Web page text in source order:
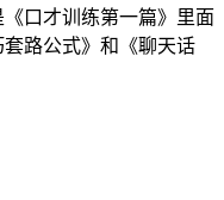
口才训练第一篇》里面
路公式》和《聊天话